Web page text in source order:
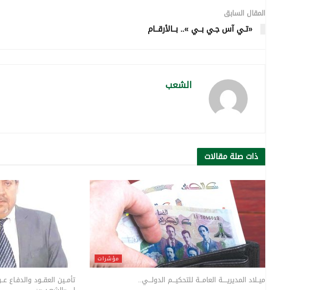
المقال السابق
«تـي آس جـي بــي ».. بــالأرقــام
الشعب
ذات صلةمقالات
مؤشرات
ميــلاد المديريـــــة العامـــة للتحكيـــم الدولـــي.. تأمــين العقــود والدفـاع